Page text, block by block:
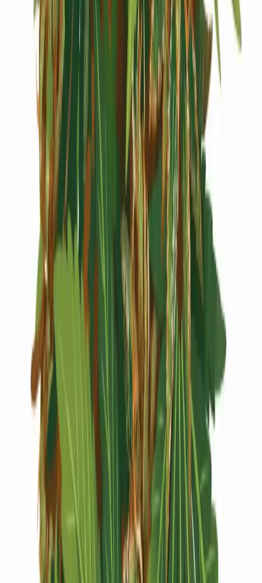
Cannabis Extrakte
Live Rosin
Vapes & Zubehör